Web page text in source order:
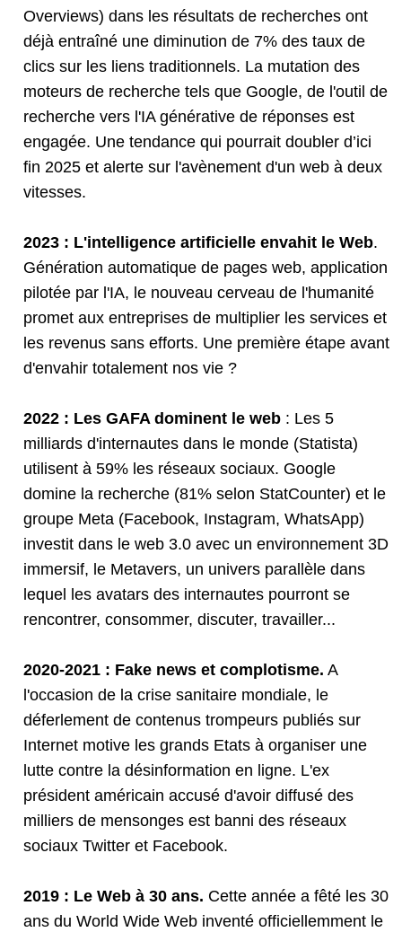
Overviews) dans les résultats de recherches ont
déjà entraîné une diminution de 7% des taux de
clics sur les liens traditionnels. La mutation des
moteurs de recherche tels que Google, de l'outil de
recherche vers l'IA générative de réponses est
engagée. Une tendance qui pourrait doubler d’ici
fin 2025 et alerte sur l'avènement d'un web à deux
vitesses.
2023 : L'intelligence artificielle envahit le Web.
Génération automatique de pages web, application
pilotée par l'IA, le nouveau cerveau de l'humanité
promet aux entreprises de multiplier les services et
les revenus sans efforts. Une première étape avant
d'envahir totalement nos vie ?
2022 : Les GAFA dominent le web : Les 5
milliards d'internautes dans le monde (Statista)
utilisent à 59% les réseaux sociaux. Google
domine la recherche (81% selon StatCounter) et le
groupe Meta (Facebook, Instagram, WhatsApp)
investit dans le web 3.0 avec un environnement 3D
immersif, le Metavers, un univers parallèle dans
lequel les avatars des internautes pourront se
rencontrer, consommer, discuter, travailler...
2020-2021 : Fake news et complotisme. A
l'occasion de la crise sanitaire mondiale, le
déferlement de contenus trompeurs publiés sur
Internet motive les grands Etats à organiser une
lutte contre la désinformation en ligne. L'ex
président américain accusé d'avoir diffusé des
milliers de mensonges est banni des réseaux
sociaux Twitter et Facebook.
2019 : Le Web à 30 ans. Cette année a fêté les 30
ans du World Wide Web inventé officiellemment le